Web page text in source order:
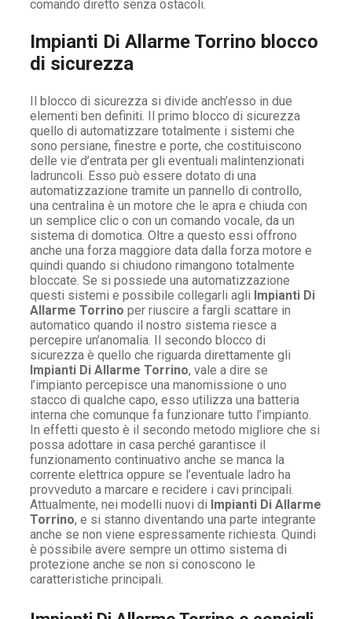
comando diretto senza ostacoli.
Impianti Di Allarme Torrino blocco
di sicurezza
Il blocco di sicurezza si divide anch’esso in due
elementi ben definiti. Il primo blocco di sicurezza
quello di automatizzare totalmente i sistemi che
sono persiane, finestre e porte, che costituiscono
delle vie d’entrata per gli eventuali malintenzionati
ladruncoli. Esso può essere dotato di una
automatizzazione tramite un pannello di controllo,
una centralina è un motore che le apra e chiuda con
un semplice clic o con un comando vocale, da un
sistema di domotica. Oltre a questo essi offrono
anche una forza maggiore data dalla forza motore e
quindi quando si chiudono rimangono totalmente
bloccate. Se si possiede una automatizzazione
questi sistemi e possibile collegarli agli Impianti Di
Allarme Torrino per riuscire a fargli scattare in
automatico quando il nostro sistema riesce a
percepire un’anomalia. Il secondo blocco di
sicurezza è quello che riguarda direttamente gli
Impianti Di Allarme Torrino, vale a dire se
l’impianto percepisce una manomissione o uno
stacco di qualche capo, esso utilizza una batteria
interna che comunque fa funzionare tutto l’impianto.
In effetti questo è il secondo metodo migliore che si
possa adottare in casa perché garantisce il
funzionamento continuativo anche se manca la
corrente elettrica oppure se l’eventuale ladro ha
provveduto a marcare e recidere i cavi principali.
Attualmente, nei modelli nuovi di Impianti Di Allarme
Torrino, e si stanno diventando una parte integrante
anche se non viene espressamente richiesta. Quindi
è possibile avere sempre un ottimo sistema di
protezione anche se non si conoscono le
caratteristiche principali.